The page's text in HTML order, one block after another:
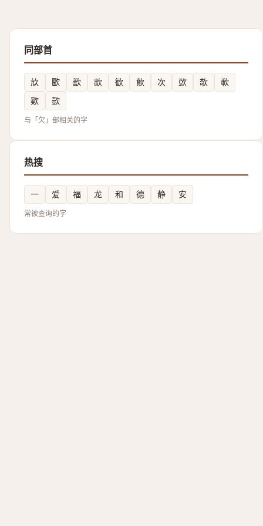
同部首
㰠 㰽 歚 欪 歓 歕 次 㰳 欹
㰱
㰿
㱅
与「欠」部相关的字
热搜
一 爱 福 龙 和 德 静 安
常被查询的字